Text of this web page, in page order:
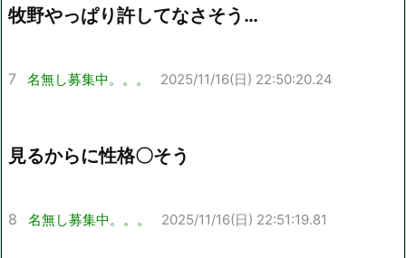
牧野やっぱり許してなさそう…
7 名無し募集中。。。 2025/11/16(日) 22:50:20.24
見るからに性格〇そう
8 名無し募集中。。。 2025/11/16(日) 22:51:19.81